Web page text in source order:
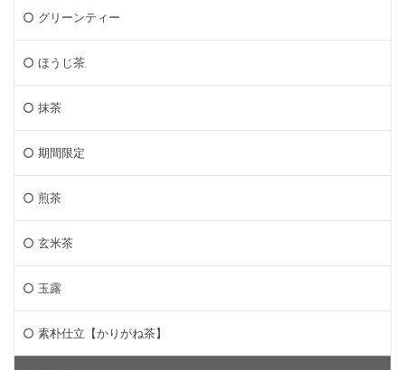
グリーンティー
ほうじ茶
抹茶
期間限定
煎茶
玄米茶
玉露
素朴仕立【かりがね茶】